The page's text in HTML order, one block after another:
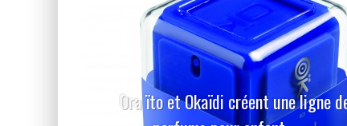
Ora ïto et Okaïdi créent une ligne